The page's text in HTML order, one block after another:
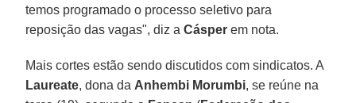
temos programado o processo seletivo para
reposição das vagas", diz aCásper em nota.
Mais cortes estão sendo discutidos com sindicatos. A
Laureate, dona da Anhembi Morumbi, se reúne na